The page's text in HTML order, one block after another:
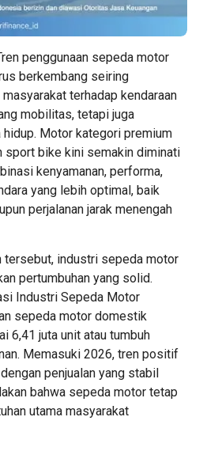
penggunaan sepeda motor
berkembang seiring
terhadap kendaraan
mobilitas, tetapi juga
Motor kategori premium
sport bike kini semakin diminati
kenyamanan, performa,
yang lebih optimal, baik
perjalanan jarak menengah
tersebut, industri sepeda motor
pertumbuhan yang solid.
Industri Sepeda Motor
sepeda motor domestik
6,41 juta unit atau tumbuh
Memasuki 2026, tren positif
penjualan yang stabil
bahwa sepeda motor tetap
utama masyarakat